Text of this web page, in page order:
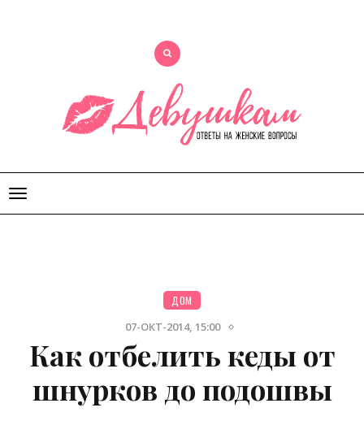
Открыть
меню
ДОМ
07-ОКТ-2014, 15:00
Как отбелить кеды от
шнурков до подошвы